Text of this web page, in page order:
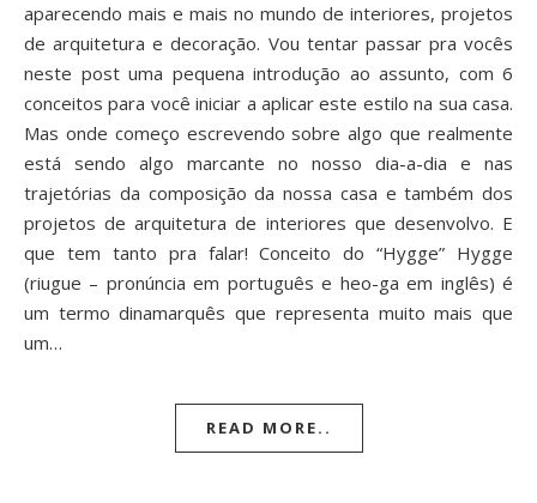
aparecendo mais e mais no mundo de interiores, projetos
de arquitetura e decoração. Vou tentar passar pra vocês
neste post uma pequena introdução ao assunto, com 6
conceitos para você iniciar a aplicar este estilo na sua casa.
Mas onde começo escrevendo sobre algo que realmente
está sendo algo marcante no nosso dia-a-dia e nas
trajetórias da composição da nossa casa e também dos
projetos de arquitetura de interiores que desenvolvo. E
que tem tanto pra falar! Conceito do “Hygge” Hygge
(riugue – pronúncia em português e heo-ga em inglês) é
um termo dinamarquês que representa muito mais que
um…
READ MORE..